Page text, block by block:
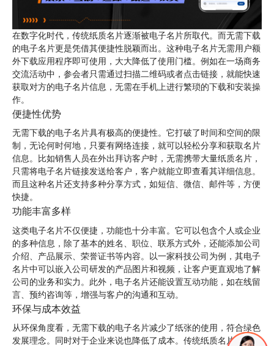
在数字化时代，传统纸质名片逐渐被电子名片所取代。而无需下载
的电子名片更是凭借其便捷性脱颖而出。这种电子名片无需用户额
外下载应用程序即可使用，大大降低了使用门槛。例如在一场商务
交流活动中，参会者只需通过扫描二维码或者点击链接，就能快速
获取对方的电子名片信息，无需在手机上进行繁琐的下载和安装操
作。
便捷性优势
无需下载的电子名片具有极高的便捷性。它打破了时间和空间的限
制，无论何时何地，只要有网络连接，就可以轻松分享和获取名片
信息。比如销售人员在外出拜访客户时，无需携带大量纸质名片，
只需将电子名片链接发送给客户，客户就能立即查看其详细信息。
而且这种名片还支持多种分享方式，如短信、微信、邮件等，方便
快捷。
功能丰富多样
这类电子名片不仅便捷，功能也十分丰富。它可以包含个人或企业
的多种信息，除了基本的姓名、职位、联系方式外，还能添加公司
介绍、产品展示、荣誉证书等内容。以一家科技公司为例，其电子
名片中可以嵌入公司研发的产品图片和视频，让客户更直观地了解
公司的业务和实力。此外，电子名片还能设置互动功能，如在线留
言、预约咨询等，增强与客户的沟通和互动。
环保与成本效益
从环保角度看，无需下载的电子名片减少了纸张的使用，符合绿色
发展理念。同时对于企业来说也降低了成本。传统纸质名片制作需